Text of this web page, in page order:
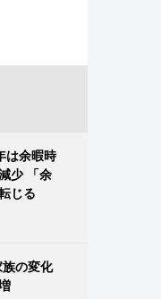
は余暇時
少 「余
じる
の変化